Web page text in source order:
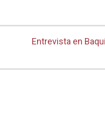
Entrevista en